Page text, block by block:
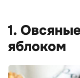
1.
яблоком